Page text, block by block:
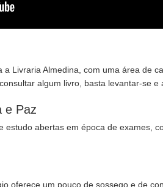
a Livraria Almedina, com uma área de
algum livro, basta levantar-se e
e Paz
estudo abertas em época de exames,
oferece um pouco de sossego e de